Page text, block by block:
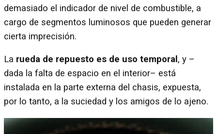
demasiado el indicador de nivel de combustible, a
cargo de segmentos luminosos que pueden generar
cierta imprecisión.
La rueda de repuesto es de uso temporal , y –
dada la falta de espacio en el interior– está
instalada en la parte externa del chasis, expuesta,
por lo tanto, a la suciedad y los amigos de lo ajeno.